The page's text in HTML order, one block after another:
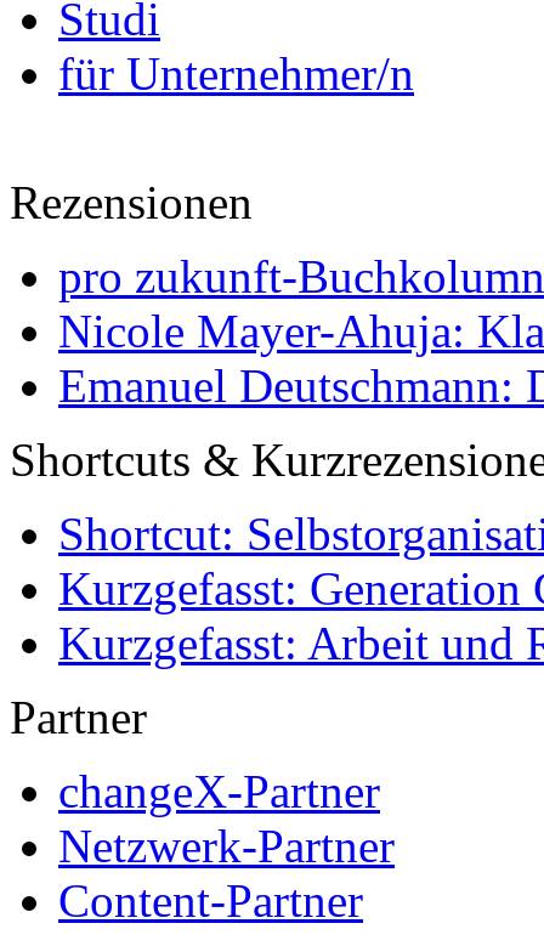
Studi
für Unternehmer/n
Rezensionen
pro zukunft-
Nicole Mayer-Ahuja:
Emanuel Deutschmann:
Shortcuts &
Shortcut:
Kurzgefasst: Generation
Kurzgefasst: Arbeit und
Partner
changeX-Partner
Netzwerk-Partner
Content-Partner